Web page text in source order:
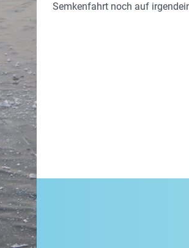
Semkenfahrt noch auf